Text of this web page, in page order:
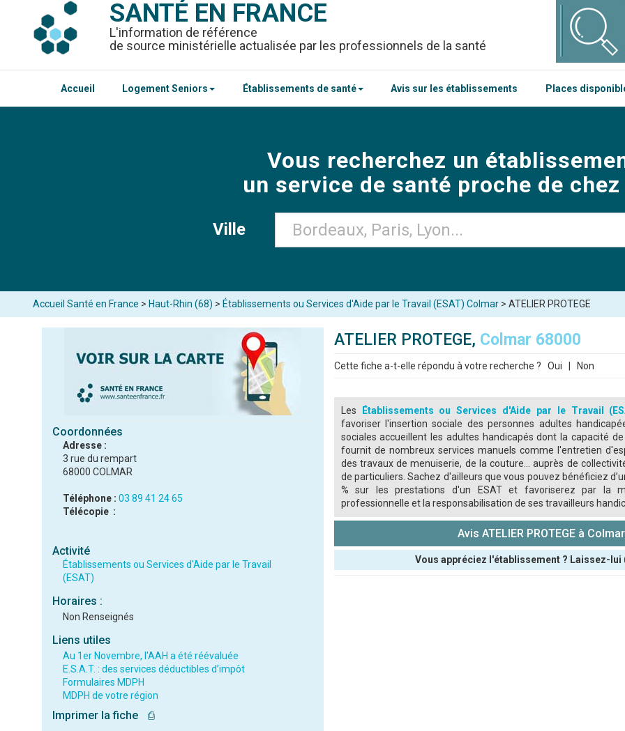
SANTÉ EN FRANCE
L'information de référence
de source ministérielle actualisée par les professionnels de la santé
Accueil Logement Seniors Établissements de santé Avis sur les établissements Places
Vous recherchez un
un service de santé proche de chez
Ville
Accueil Santé en France > Haut-Rhin (68) > Établissements ou Services d'Aide par le Travail (ESAT) Colmar > ATELIER PROTEGE
Coordonnées
Adresse :
3 rue du rempart
68000 COLMAR
Téléphone : 03 89 41 24 65
Télécopie :
Activité
Établissements ou Services d'Aide par le Travail
(ESAT)
Horaires :
Non Renseignés
Liens utiles
Au 1er Novembre, l'AAH a été réévaluée
E.S.A.T. : des services déductibles d’impôt
Formulaires MDPH
MDPH de votre région
Imprimer la fiche ⎙
ATELIER PROTEGE, Colmar 68000
Cette fiche a-t-elle répondu à votre recherche ? Oui Non
Les Établissements ou Services d'Aide par le Travail
favoriser l'insertion sociale des personnes adultes
sociales accueillent les adultes handicapés dont la capacité
fournit de nombreux services manuels comme l'entretien
des travaux de menuiserie, de la couture... auprès de
de particuliers. Sachez d'ailleurs que vous pouvez bénéficiez
% sur les prestations d'un ESAT et favoriserez par la
professionnelle et la responsabilisation de ses travailleurs
Avis ATELIER PROTEGE à Colmar
Vous appréciez l'établissement ? Laissez-lui